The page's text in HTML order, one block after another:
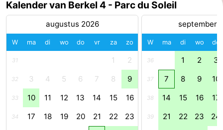
Schoorlse
Duinen
Bergen
aan
Zee
-
Bergen
Alkmaar
Egmond
Noordhollands
Kalender van Berkel 4 - Parc du Soleil
augustus 2026
W ma di wo do vr za zo
31 1 2
32 3 4 5 6 7 8 9
33 10 11 12 13 14 15 16
34 17 18 19 20 21 22 23
september
W ma di wo do
36 1 2 3
37 7 8 9 10
38 14 15 16 17
39 21 22 23 24